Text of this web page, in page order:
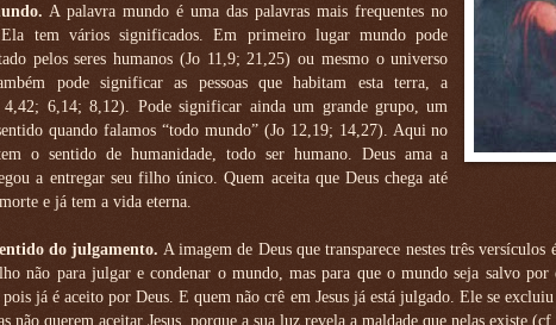
A palavra mundo é uma das palavras mais frequentes no
tem vários significados. Em primeiro lugar mundo pode
pelos seres humanos (Jo 11,9; 21,25) ou mesmo o universo
pode significar as pessoas que habitam esta terra, a
6,14; 8,12). Pode significar ainda um grande grupo, um
quando falamos “todo mundo” (Jo 12,19; 14,27). Aqui no
o sentido de humanidade, todo ser humano. Deus ama a
a entregar seu filho único. Quem aceita que Deus chega até
e já tem a vida eterna.
do julgamento. A imagem de Deus que transparece nestes três
não para julgar e condenar o mundo, mas para que o mundo seja salvo por
já é aceito por Deus. E quem não crê em Jesus já está julgado. Ele se
não querem aceitar Jesus, porque a sua luz revela a maldade que nelas existe